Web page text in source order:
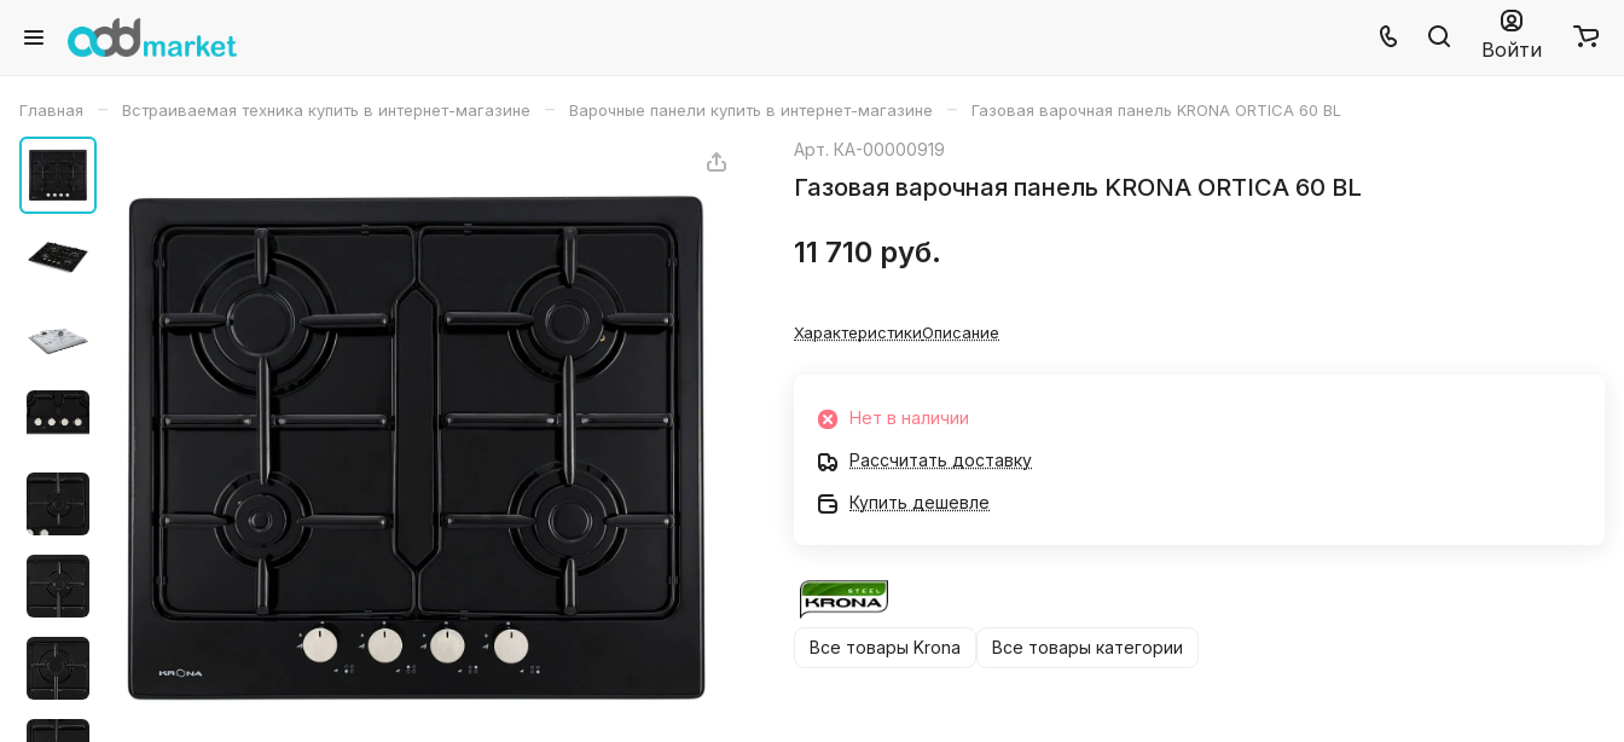
Войти
Главная – Встраиваемая техника купить в интернет-магазине – Варочные панели купить в интернет-магазине – Газовая варочная панель KRONA ORTICA 60 BL
Арт. КА-00000919
Газовая варочная панель KRONA ORTICA 60 BL
11 710 руб.
ХарактеристикиОписание
Нет в наличии
Рассчитать доставку
Купить дешевле
Все товары Krona Все товары категории